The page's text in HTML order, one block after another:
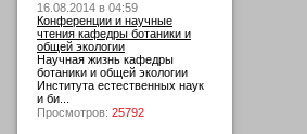
16.08.2014 в 04:59
Конференции и научные
чтения кафедры ботаники и
общей экологии
Научная жизнь кафедры
ботаники и общей экологии
Института естественных наук
и би...
Просмотров: 25792